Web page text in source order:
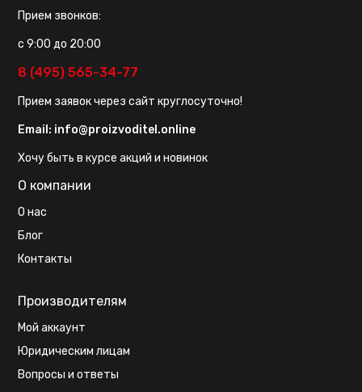
Прием звонков:
с 9:00 до 20:00
8 (495) 565-34-77
Прием заявок через сайт круглосуточно!
Email: info@proizvoditel.online
Хочу быть в курсе акций и новинок
О компании
О нас
Блог
Контакты
Производителям
Мой аккаунт
Юридическим лицам
Вопросы и ответы